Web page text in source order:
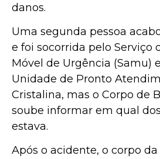
danos.
Uma segunda pessoa
e foi socorrida pelo Serviço
Móvel de Urgência (Samu)
Unidade de Pronto
Cristalina, mas o Corpo de
soube informar em qual
estava.
Após o acidente, o corpo